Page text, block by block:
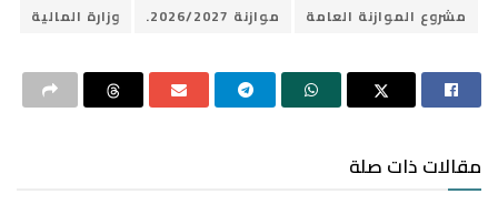
مشروع الموازنة العامة
موازنة 2026/2027. وزارة المالية
مقالات ذات صلة